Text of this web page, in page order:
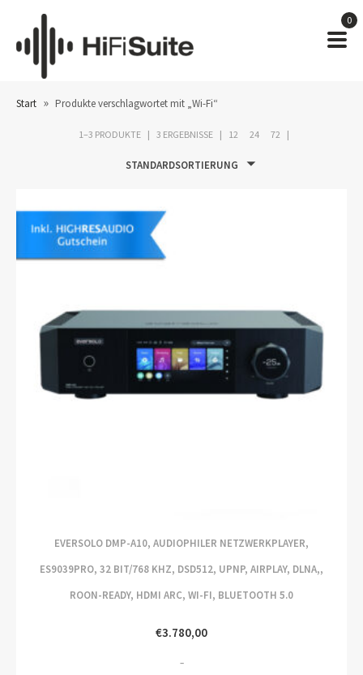
0
Start » Produkte verschlagwortet mit „Wi-Fi“
1–3 PRODUKTE 3 ERGEBNISSE 12 24 72
STANDARDSORTIERUNG
EVERSOLO DMP-A10, AUDIOPHILER NETZWERKPLAYER,
ES9039PRO, 32 BIT/768 KHZ, DSD512, UPNP, AIRPLAY, DLNA,,
ROON-READY, HDMI ARC, WI-FI, BLUETOOTH 5.0
€3.780,00
–